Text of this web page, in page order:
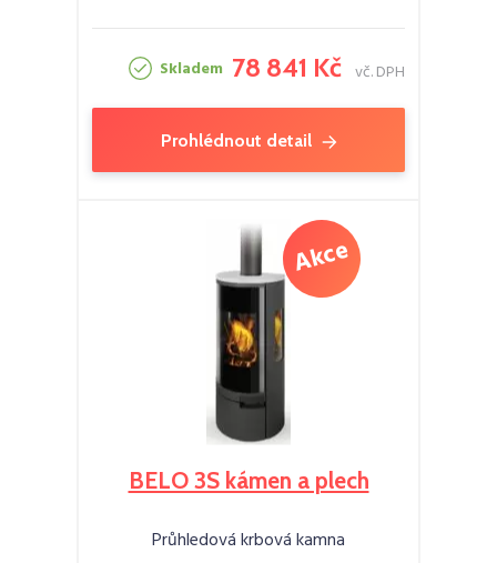
Skladem 78 841 Kč vč. DPH
Prohlédnout detail
BELO 3S kámen a plech
Průhledová krbová kamna